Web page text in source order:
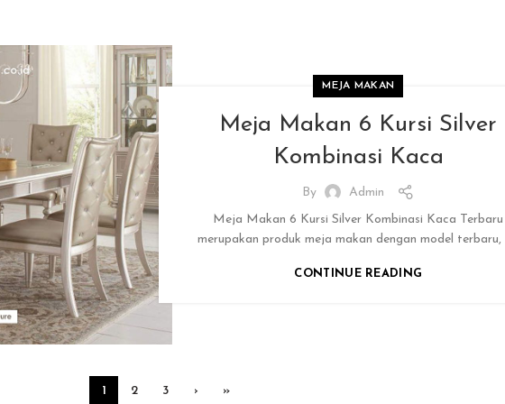
MEJA MAKAN
Meja Makan 6 Kursi Silver
Kombinasi Kaca
By Admin
Meja Makan 6 Kursi Silver Kombinasi Kaca Terbaru
merupakan produk meja makan dengan model terbaru,
CONTINUE READING
1 2 3 › »